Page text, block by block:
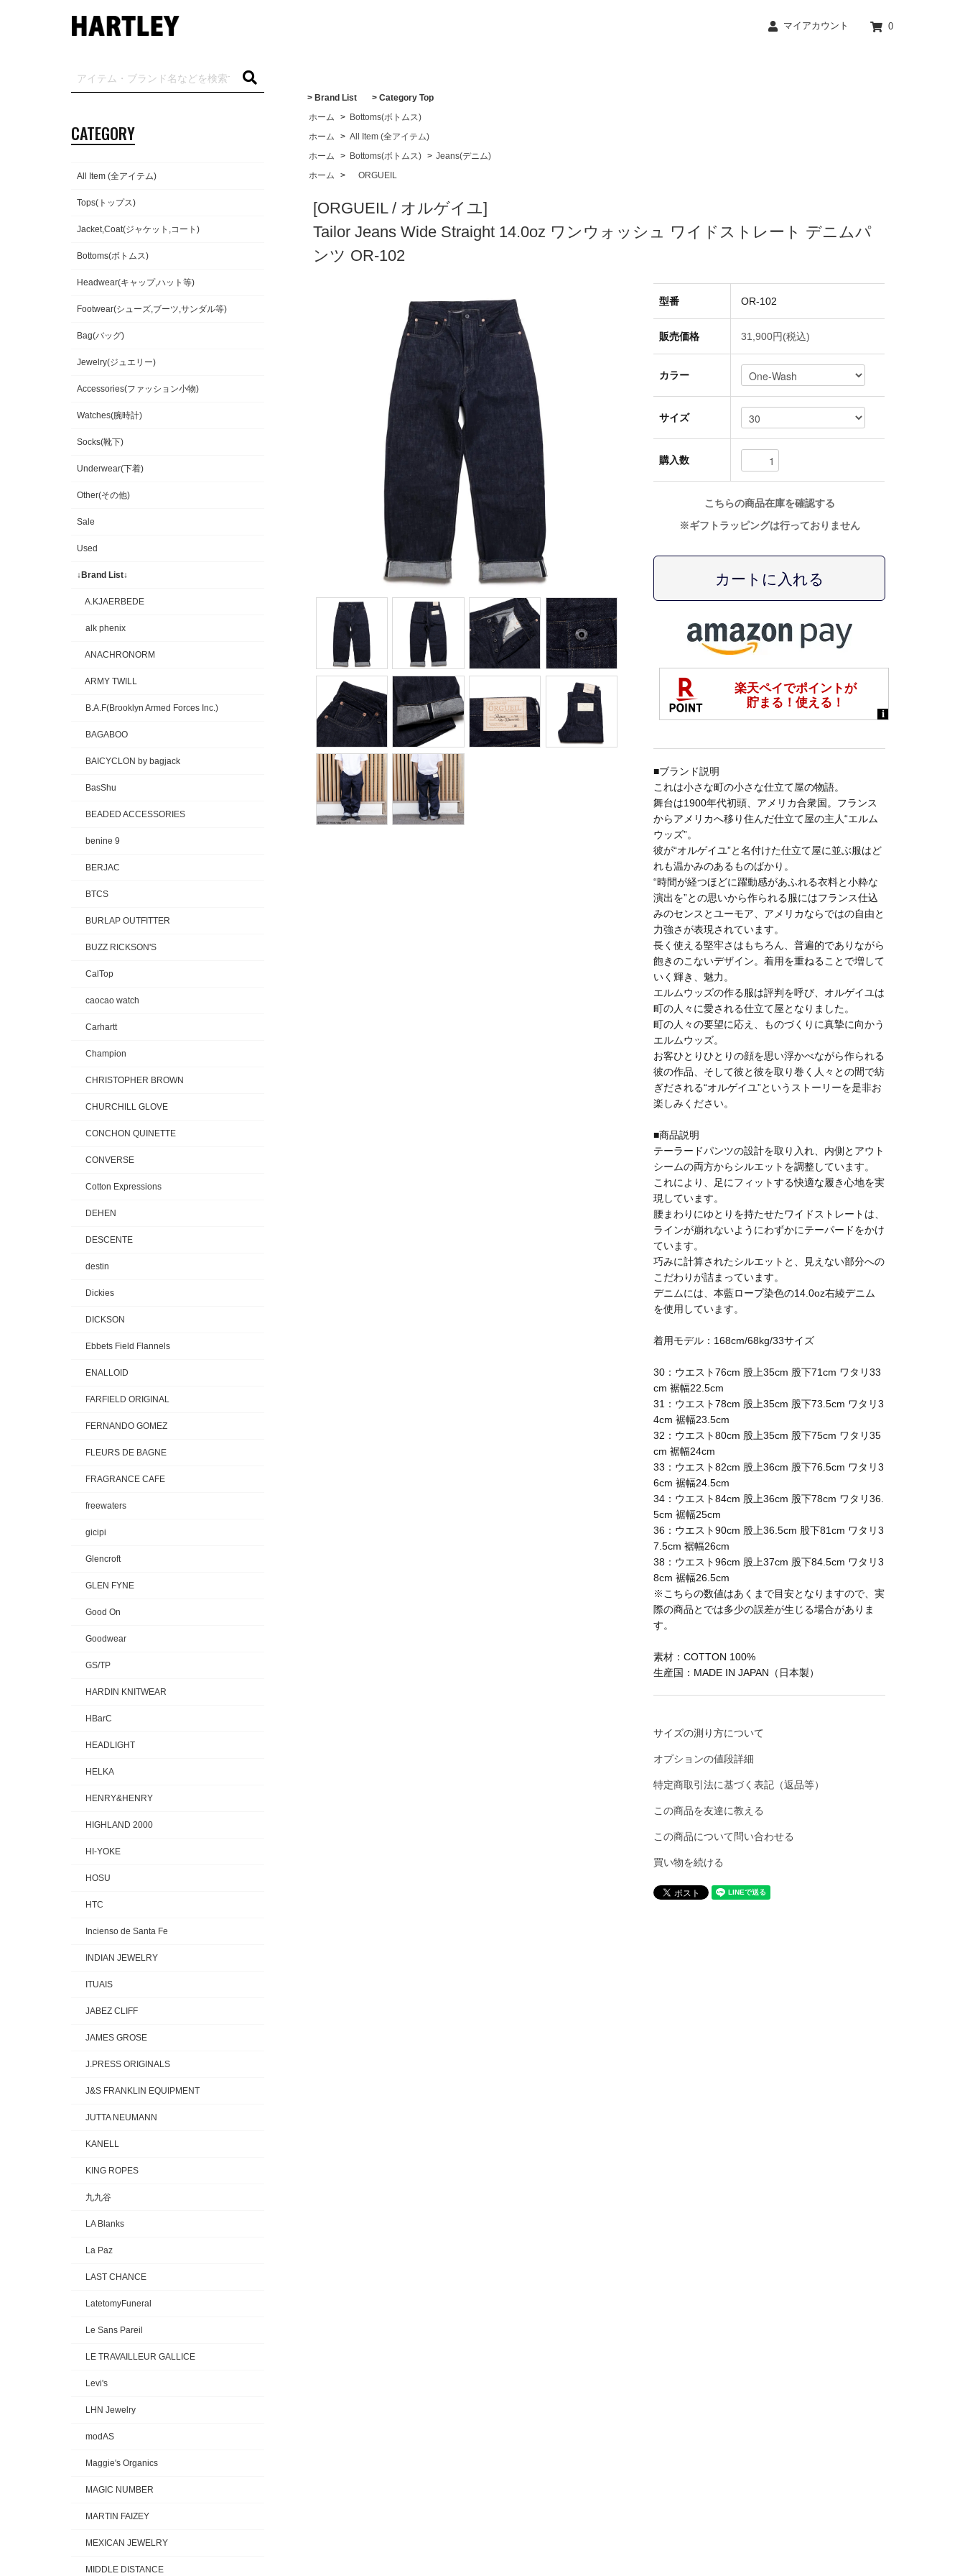
マイアカウント 0
> Brand List
> Category Top
ホーム
> Bottoms(ボトムス)
ホーム
> All Item (全アイテム)
ホーム
> Bottoms(ボトムス) > Jeans(デニム)
ホーム
> ORGUEIL
[ORGUEIL / オルゲイユ]
Tailor Jeans Wide Straight 14.0oz ワンウォッシュ ワイドストレート デニムパ
ンツ OR-102
型番 OR-102
販売価格 31,900円(税込)
カラー
サイズ
購入数
こちらの商品在庫を確認する
※ギフトラッピングは行っておりません
■ブランド説明
これは小さな町の小さな仕立て屋の物語。
舞台は1900年代初頭、アメリカ合衆国。フランス
からアメリカへ移り住んだ仕立て屋の主人“エルム
ウッズ”。
彼が“オルゲイユ”と名付けた仕立て屋に並ぶ服はど
れも温かみのあるものばかり。
“時間が経つほどに躍動感があふれる衣料と小粋な
演出を”との思いから作られる服にはフランス仕込
みのセンスとユーモア、アメリカならではの自由と
力強さが表現されています。
長く使える堅牢さはもちろん、普遍的でありながら
飽きのこないデザイン。着用を重ねることで増して
いく輝き、魅力。
エルムウッズの作る服は評判を呼び、オルゲイユは
町の人々に愛される仕立て屋となりました。
町の人々の要望に応え、ものづくりに真摯に向かう
エルムウッズ。
お客ひとりひとりの顔を思い浮かべながら作られる
彼の作品、そして彼と彼を取り巻く人々との間で紡
ぎだされる“オルゲイユ”というストーリーを是非お
楽しみください。
■商品説明
テーラードパンツの設計を取り入れ、内側とアウト
シームの両方からシルエットを調整しています。
これにより、足にフィットする快適な履き心地を実
現しています。
腰まわりにゆとりを持たせたワイドストレートは、
ラインが崩れないようにわずかにテーパードをかけ
ています。
巧みに計算されたシルエットと、見えない部分への
こだわりが詰まっています。
デニムには、本藍ロープ染色の14.0oz右綾デニム
を使用しています。
着用モデル：168cm/68kg/33サイズ
30：ウエスト76cm 股上35cm 股下71cm ワタリ33
cm 裾幅22.5cm
31：ウエスト78cm 股上35cm 股下73.5cm ワタリ3
4cm 裾幅23.5cm
32：ウエスト80cm 股上35cm 股下75cm ワタリ35
cm 裾幅24cm
33：ウエスト82cm 股上36cm 股下76.5cm ワタリ3
6cm 裾幅24.5cm
34：ウエスト84cm 股上36cm 股下78cm ワタリ36.
5cm 裾幅25cm
36：ウエスト90cm 股上36.5cm 股下81cm ワタリ3
7.5cm 裾幅26cm
38：ウエスト96cm 股上37cm 股下84.5cm ワタリ3
8cm 裾幅26.5cm
※こちらの数値はあくまで目安となりますので、実
際の商品とでは多少の誤差が生じる場合がありま
す。
素材：COTTON 100%
生産国：MADE IN JAPAN（日本製）
サイズの測り方について
オプションの値段詳細
特定商取引法に基づく表記（返品等）
この商品を友達に教える
この商品について問い合わせる
買い物を続ける
CATEGORY
All Item (全アイテム)
Tops(トップス)
Jacket,Coat(ジャケット,コート)
Bottoms(ボトムス)
Headwear(キャップ,ハット等)
Footwear(シューズ,ブーツ,サンダル等)
Bag(バッグ)
Jewelry(ジュエリー)
Accessories(ファッション小物)
Watches(腕時計)
Socks(靴下)
Underwear(下着)
Other(その他)
Sale
Used
↓Brand List↓
A.KJAERBEDE
alk phenix
ANACHRONORM
ARMY TWILL
B.A.F(Brooklyn Armed Forces Inc.)
BAGABOO
BAICYCLON by bagjack
BasShu
BEADED ACCESSORIES
benine 9
BERJAC
BTCS
BURLAP OUTFITTER
BUZZ RICKSON'S
CalTop
caocao watch
Carhartt
Champion
CHRISTOPHER BROWN
CHURCHILL GLOVE
CONCHON QUINETTE
CONVERSE
Cotton Expressions
DEHEN
DESCENTE
destin
Dickies
DICKSON
Ebbets Field Flannels
ENALLOID
FARFIELD ORIGINAL
FERNANDO GOMEZ
FLEURS DE BAGNE
FRAGRANCE CAFE
freewaters
gicipi
Glencroft
GLEN FYNE
Good On
Goodwear
GS/TP
HARDIN KNITWEAR
HBarC
HEADLIGHT
HELKA
HENRY&HENRY
HIGHLAND 2000
HI-YOKE
HOSU
HTC
Incienso de Santa Fe
INDIAN JEWELRY
ITUAIS
JABEZ CLIFF
JAMES GROSE
J.PRESS ORIGINALS
J&S FRANKLIN EQUIPMENT
JUTTA NEUMANN
KANELL
KING ROPES
九九谷
LA Blanks
La Paz
LAST CHANCE
LatetomyFuneral
Le Sans Pareil
LE TRAVAILLEUR GALLICE
Levi's
LHN Jewelry
modAS
Maggie's Organics
MAGIC NUMBER
MARTIN FAIZEY
MEXICAN JEWELRY
MIDDLE DISTANCE